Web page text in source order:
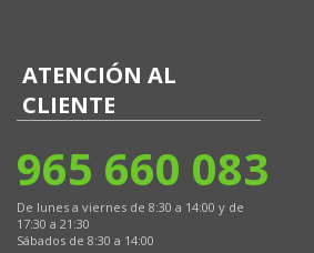
ATENCIÓN AL
CLIENTE
965 660 083
De lunes a viernes de 8:30 a 14:00 y de
17:30 a 21:30
Sábados de 8:30 a 14:00